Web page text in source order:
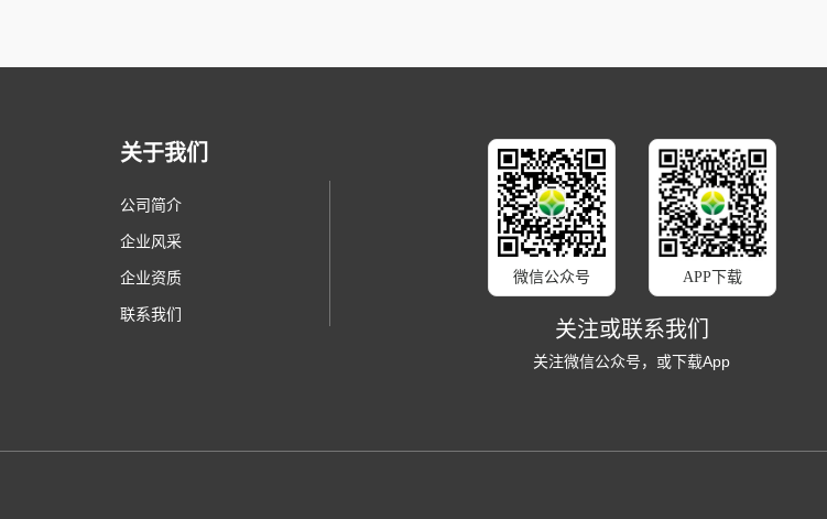
关于我们
公司简介
企业风采
企业资质
联系我们
微信公众号 APP下载
关注或联系我们
关注微信公众号，或下载App